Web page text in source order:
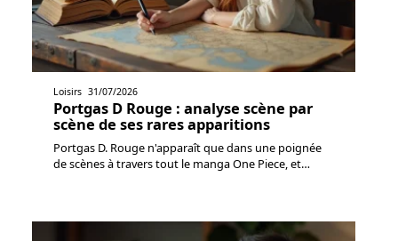
Loisirs 31/07/2026
Portgas D Rouge : analyse scène par
scène de ses rares apparitions
Portgas D. Rouge n'apparaît que dans une poignée
de scènes à travers tout le manga One Piece, et…